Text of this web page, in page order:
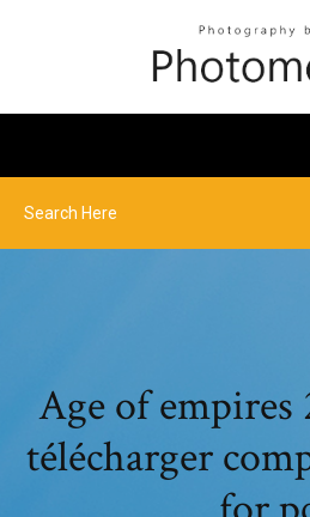
Age of
télécharger